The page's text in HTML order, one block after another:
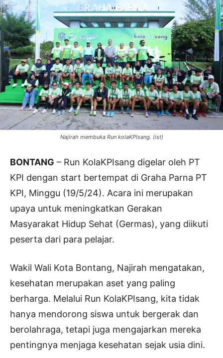
Najirah membuka Run kolaKPIsang. (ist)
BONTANG – Run KolaKPIsang digelar oleh PT
KPI dengan start bertempat di Graha Parna PT
KPI, Minggu (19/5/24). Acara ini merupakan
upaya untuk meningkatkan Gerakan
Masyarakat Hidup Sehat (Germas), yang diikuti
peserta dari para pelajar.
Wakil Wali Kota Bontang, Najirah mengatakan,
kesehatan merupakan aset yang paling
berharga. Melalui Run KolaKPIsang, kita tidak
hanya mendorong siswa untuk bergerak dan
berolahraga, tetapi juga mengajarkan mereka
pentingnya menjaga kesehatan sejak usia dini.